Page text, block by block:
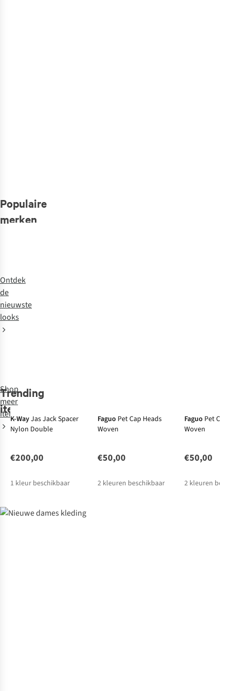
Populaire
merken
Ontdek
de
nieuwste
looks
Shop
the
Trending
items
Shop
meer
itemsK-WayJas Jack Spacer
Nylon Double
€200,00
1 kleur beschikbaar
Faguo Pet Cap Heads
Woven
€50,00
2 kleuren beschikbaar
Faguo Pet
Woven
€50,00
2 kleuren